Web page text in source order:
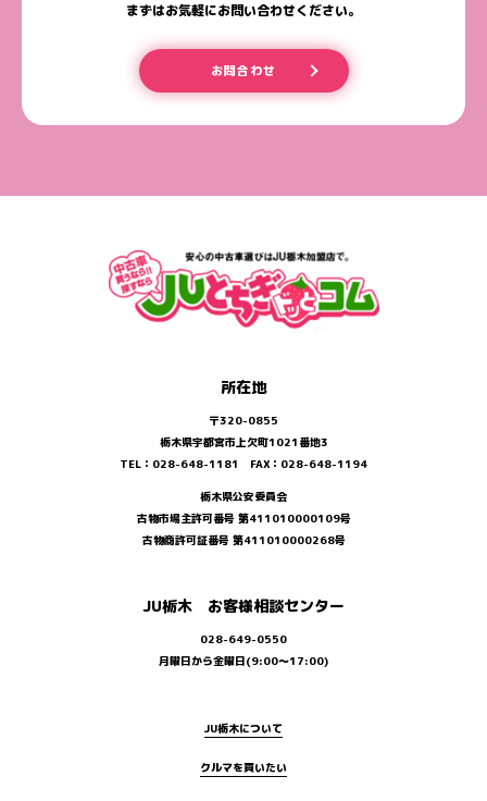
まずはお気軽にお問い合わせください。
お問合わせ
所在地
〒320-0855
栃木県宇都宮市上欠町1021番地3
TEL：028-648-1181 FAX：028-648-1194
栃木県公安委員会
古物市場主許可番号 第411010000109号
古物商許可証番号 第411010000268号
JU栃木 お客様相談センター
028-649-0550
月曜日から金曜日(9:00～17:00)
JU栃木について
クルマを買いたい